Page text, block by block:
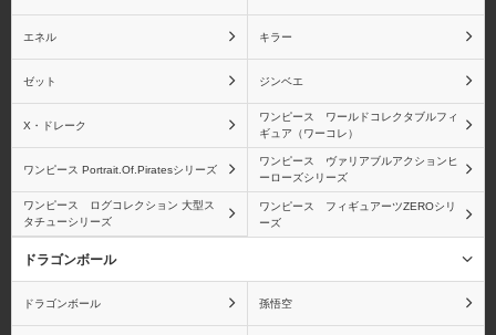
ユースタス・キッド
青雉(クザン)
ブルック モンキー・D・ガープ
エネル キラー
ゼット ジンベエ
X・ドレーク
ワンピース ワールドコレクタブルフィ
ギュア（ワーコレ）
ワンピース Portrait.Of.Piratesシリーズ
ワンピース ヴァリアブルアクションヒ
ーローズシリーズ
ワンピース ログコレクション 大型ス
タチューシリーズ
ワンピース フィギュアーツZEROシリ
ーズ
ドラゴンボール
ドラゴンボール 孫悟空